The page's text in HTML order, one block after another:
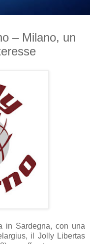
– Milano, un
in Sardegna, con una
il Jolly Libertas